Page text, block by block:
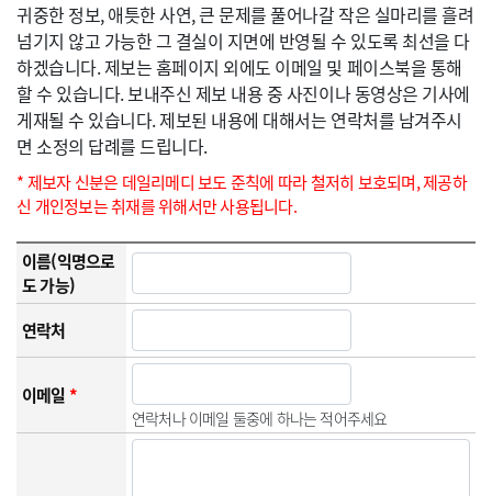
귀중한 정보, 애틋한 사연, 큰 문제를 풀어나갈 작은 실마리를 흘려
넘기지 않고 가능한 그 결실이 지면에 반영될 수 있도록 최선을 다
하겠습니다. 제보는 홈페이지 외에도 이메일 및 페이스북을 통해
할 수 있습니다. 보내주신 제보 내용 중 사진이나 동영상은 기사에
게재될 수 있습니다. 제보된 내용에 대해서는 연락처를 남겨주시
면 소정의 답례를 드립니다.
* 제보자 신분은 데일리메디 보도 준칙에 따라 철저히 보호되며, 제공하
신 개인정보는 취재를 위해서만 사용됩니다.
이름(익명으로
도 가능)
연락처
이메일*
연락처나 이메일 둘중에 하나는 적어주세요